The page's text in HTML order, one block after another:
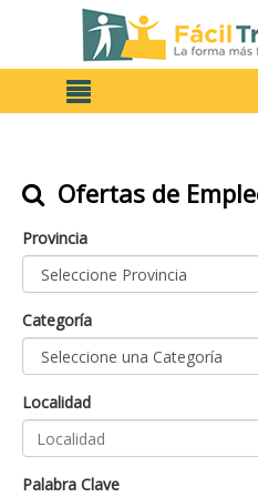
Ofertas de
Provincia
Categoría
Localidad
Palabra Clave